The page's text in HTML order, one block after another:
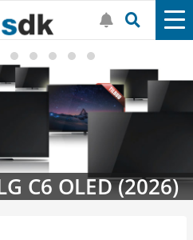
C6 OLED (2026)